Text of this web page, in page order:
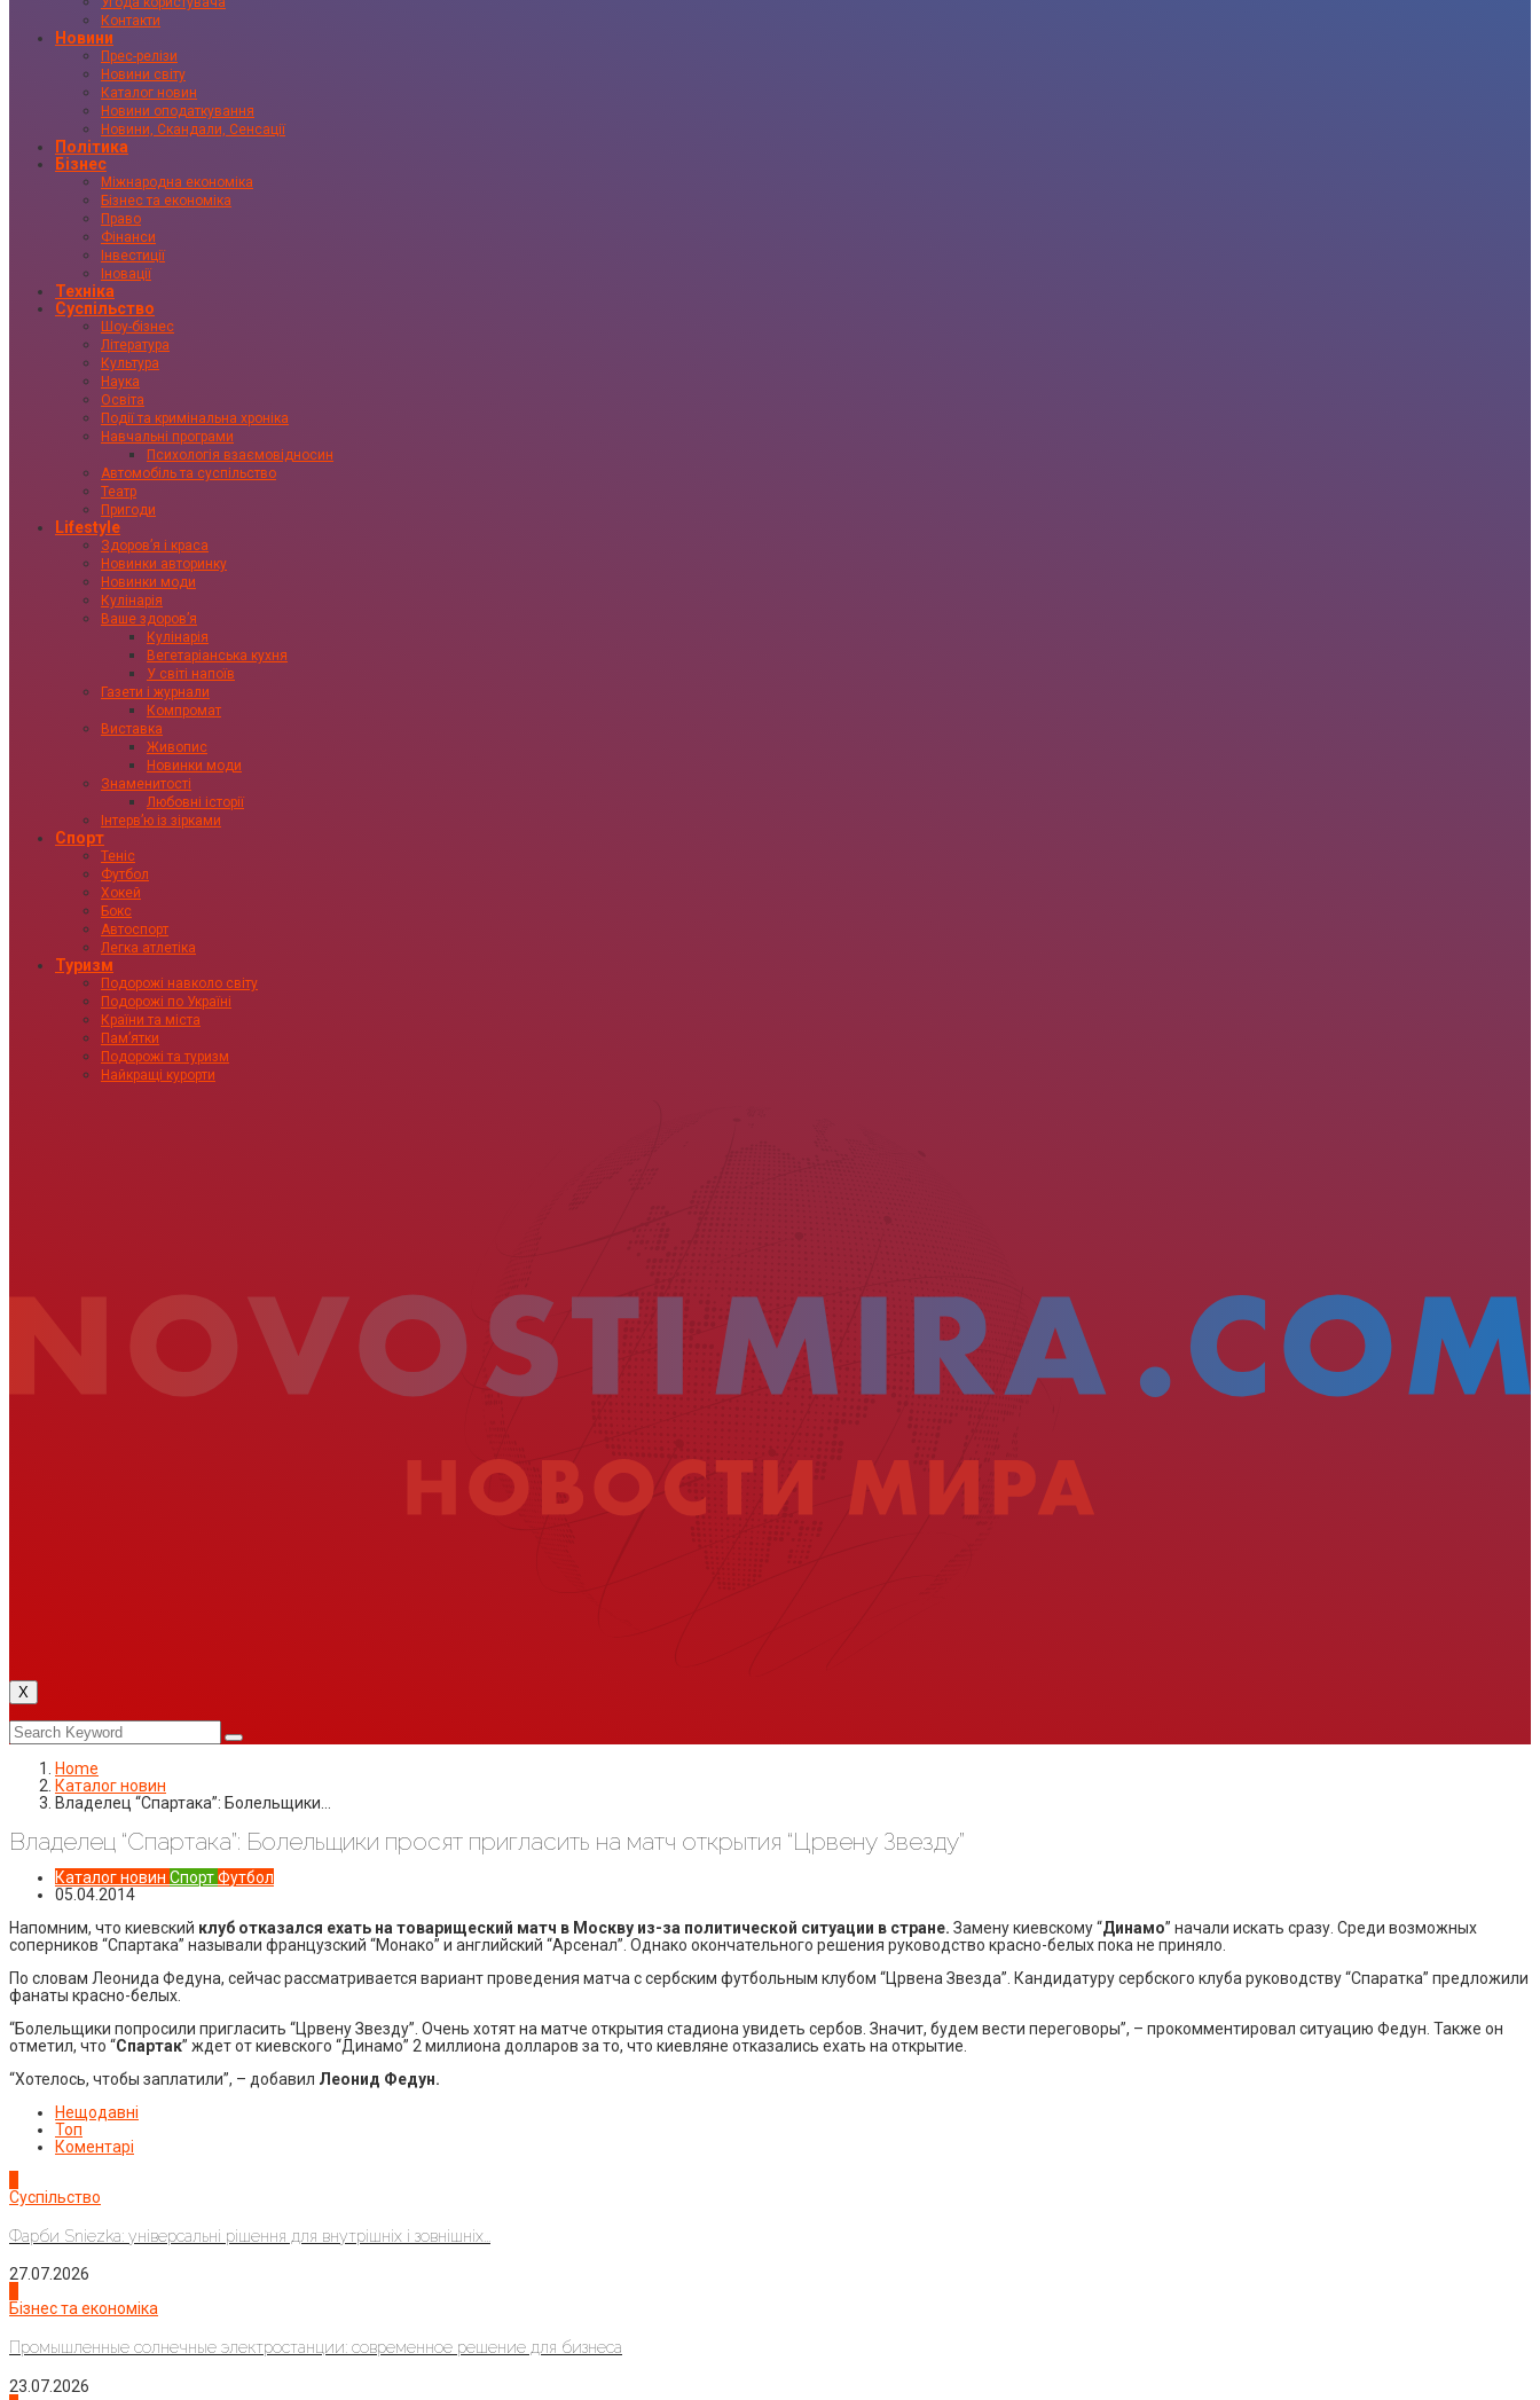
Контакти
Новини
Прес-релізи
Новини світу
Каталог новин
Новини оподаткування
Новини, Скандали, Сенсації
Політика
Бізнес
Міжнародна економіка
Бізнес та економіка
Право
Фінанси
Інвестиції
Іновації
Техніка
Суспільство
Шоу-бізнес
Література
Культура
Наука
Освіта
Події та кримінальна хроніка
Навчальні програми
Психологія взаємовідносин
Автомобіль та суспільство
Театр
Пригоди
Lifestyle
Здоровʼя і краса
Новинки авторинку
Новинки моди
Кулінарія
Ваше здоровʼя
Кулінарія
Вегетаріанська кухня
У світі напоїв
Газети і журнали
Компромат
Виставка
Живопис
Новинки моди
Знаменитості
Любовні історії
Інтервʼю із зірками
Спорт
Теніс
Футбол
Хокей
Бокс
Автоспорт
Легка атлетіка
Туризм
Подорожі навколо світу
Подорожі по Україні
Країни та міста
Пам’ятки
Подорожі та туризм
Найкращі курорти
X
Home
Каталог новин
Владелец “Спартака”: Болельщики…
Владелец “Спартака”: Болельщики просят пригласить на матч открытия “Црвену Звезду”
Каталог новин СпортФутбол
05.04.2014
Напомним, что киевский клуб отказался ехать на товарищеский матч в Москву из-за политической ситуации в стране. Замену киевскому “Динамо” начали искать сразу. Среди возможных
соперников “Спартака” называли французский “Монако” и английский “Арсенал”. Однако окончательного решения руководство красно-белых пока не приняло.
По словам Леонида Федуна, сейчас рассматривается вариант проведения матча с сербским футбольным клубом “Црвена Звезда”. Кандидатуру сербского клуба руководству “Спаратка” предложили
фанаты красно-белых.
“Болельщики попросили пригласить “Црвену Звезду”. Очень хотят на матче открытия стадиона увидеть сербов. Значит, будем вести переговоры”, – прокомментировал ситуацию Федун. Также он
отметил, что “Спартак” ждет от киевского “Динамо” 2 миллиона долларов за то, что киевляне отказались ехать на открытие.
“Хотелось, чтобы заплатили”, – добавил Леонид Федун.
Нещодавні
Топ
Коментарі
Суспільство
Фарби Sniezka: універсальні рішення для внутрішніх і зовнішніх...
27.07.2026
Бізнес та економіка
Промышленные солнечные электростанции: современное решение для бизнеса
23.07.2026